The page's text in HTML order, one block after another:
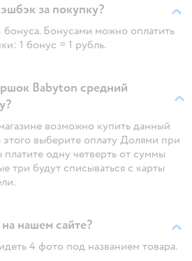
за покупку?
бонуса. Бонусами можно оплатить
1 бонус = 1 рубль.
Babyton средний
возможно купить данный
этого выберите оплату Долями при
одну четверть от суммы
три будут списываться с карты
нашем сайте?
4 фото под названием товара.